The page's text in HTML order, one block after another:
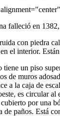
falleció en
con piedra
el interior.
tiene un piso
de muros
a la caja de
es circular
por una
paños. Está